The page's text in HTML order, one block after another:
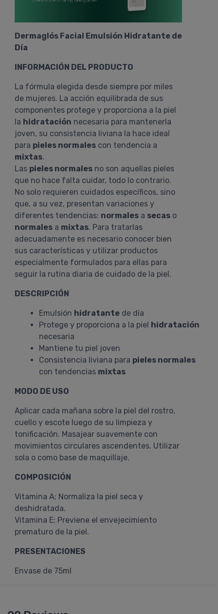
Dermaglós Facial Emulsión Hidratante de
Día
INFORMACIÓN DEL PRODUCTO
La fórmula elegida desde siempre por miles
de mujeres. La acción equilibrada de sus
componentes protege y proporciona a la piel
la hidratación necesaria para mantenerla
joven, su consistencia liviana la hace ideal
para pieles normales con tendencia a
mixtas.
Las pieles normales no son aquellas pieles
que no hace falta cuidar, todo lo contrario.
No solo requieren cuidados específicos, sino
que, a su vez, presentan variaciones y
diferentes tendencias: normales a secas o
normales a mixtas. Para tratarlas
adecuadamente es necesario conocer bien
sus características y utilizar productos
especialmente formulados para ellas para
seguir la rutina diaria de cuidado de la piel.
DESCRIPCIÓN
Emulsión hidratante de día
Protege y proporciona a la piel hidratación
necesaria
Mantiene tu piel joven
Consistencia liviana para pieles normales
con tendencias mixtas
MODO DE USO
Aplicar cada mañana sobre la piel del rostro,
cuello y escote luego de su limpieza y
tonificación. Masajear suavemente con
movimientos circulares ascendentes. Utilizar
sola o como base de maquillaje.
COMPOSICIÓN
Vitamina A; Normaliza la piel seca y
deshidratada.
Vitamina E; Previene el envejecimiento
prematuro de la piel.
PRESENTACIONES
Envase de 75ml